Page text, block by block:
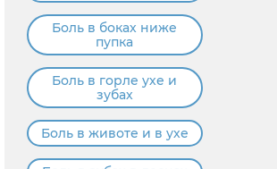
Боль в боках ниже
пупка
Боль в горле ухе и
зубах
Боль в животе и в ухе